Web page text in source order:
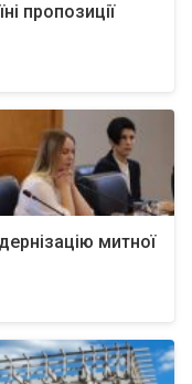
пропозиції
митної